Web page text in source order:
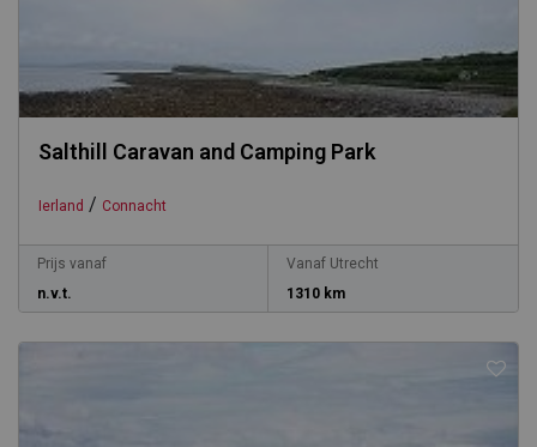
Salthill Caravan and Camping Park
Ierland / Connacht
Prijs vanaf
n.v.t.
Vanaf Utrecht
1310 km